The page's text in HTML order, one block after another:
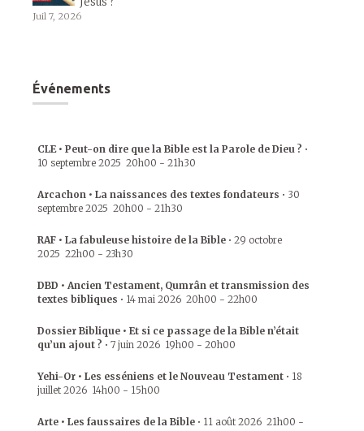
Juil 7, 2026
Événements
CLE • Peut-on dire que la Bible est la Parole de Dieu ? •
10 septembre 2025 20h00 - 21h30
Arcachon • La naissances des textes fondateurs • 30
septembre 2025 20h00 - 21h30
RAF • La fabuleuse histoire de la Bible • 29 octobre
2025 22h00 - 23h30
DBD • Ancien Testament, Qumrân et transmission des
textes bibliques • 14 mai 2026 20h00 - 22h00
Dossier Biblique • Et si ce passage de la Bible n’était
qu’un ajout ? • 7 juin 2026 19h00 - 20h00
Yehi-Or • Les esséniens et le Nouveau Testament • 18
juillet 2026 14h00 - 15h00
Arte • Les faussaires de la Bible • 11 août 2026 21h00 -